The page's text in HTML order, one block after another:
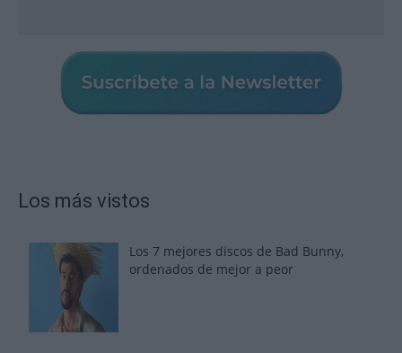
Los más vistos
Los 7 mejores discos de Bad Bunny,
ordenados de mejor a peor